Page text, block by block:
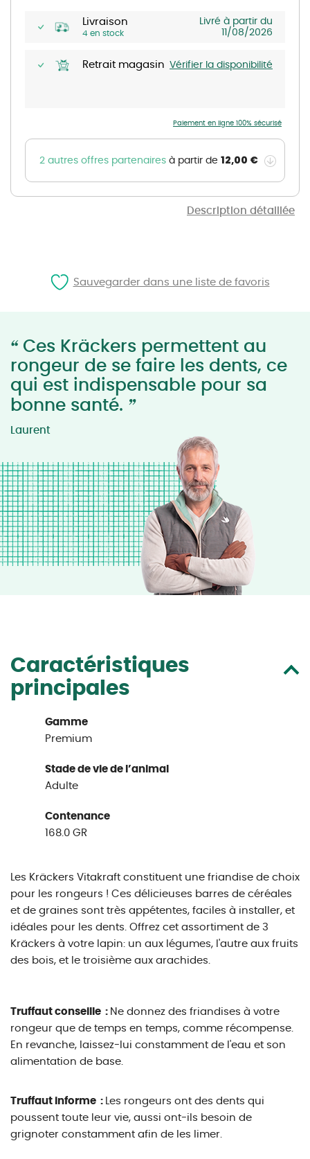
Description détaillée
Livraison
4 en stock
Livré à partir du
11/08/2026
Retrait magasin Vérifier la disponibilité
Paiement en ligne 100% sécurisé
2 autres offres partenaires à partir de 12,00 €
“ Ces Kräckers permettent au
rongeur de se faire les dents, ce
qui est indispensable pour sa
bonne santé. ”
Laurent
Caractéristiques
principales
Gamme
Premium
Stade de vie de l’animal
Adulte
Contenance
168.0 GR
Les Kräckers Vitakraft constituent une friandise de choix
pour les rongeurs ! Ces délicieuses barres de céréales
et de graines sont très appétentes, faciles à installer, et
idéales pour les dents. Offrez cet assortiment de 3
Kräckers à votre lapin: un aux légumes, l'autre aux fruits
des bois, et le troisième aux arachides.
Truffaut conseille : Ne donnez des friandises à votre
rongeur que de temps en temps, comme récompense.
En revanche, laissez-lui constamment de l'eau et son
alimentation de base.
Truffaut informe : Les rongeurs ont des dents qui
poussent toute leur vie, aussi ont-ils besoin de
grignoter constamment afin de les limer.
Sauvegarder dans une liste de favoris